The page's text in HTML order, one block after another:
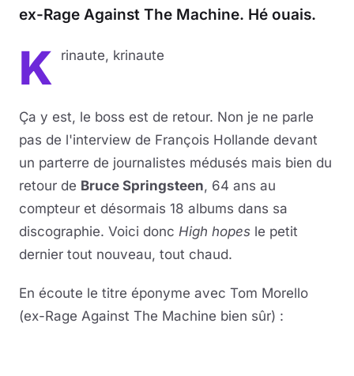
ex-Rage Against The Machine. Hé ouais.
K rinaute, krinaute
Ça y est, le boss est de retour. Non je ne parle
pas de l'interview de François Hollande devant
un parterre de journalistes médusés mais bien du
retour de Bruce Springsteen, 64 ans au
compteur et désormais 18 albums dans sa
discographie. Voici donc High hopes le petit
dernier tout nouveau, tout chaud.
En écoute le titre éponyme avec Tom Morello
(ex-Rage Against The Machine bien sûr) :